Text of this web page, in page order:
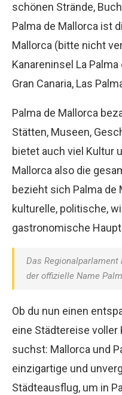
schönen Strände,
Palma de Mallorca ist
Mallorca (bitte nicht
Kanareninsel La
Gran Canaria, Las
Palma de Mallorca
Stätten, Museen,
bietet auch viel Kultur
Mallorca also die
bezieht sich Palma de
kulturelle, politische,
gastronomische
Das
der offizielle Name
Ob du nun einen
eine Städtereise voller
suchst: Mallorca und
einzigartige und
Städteausflug, um in